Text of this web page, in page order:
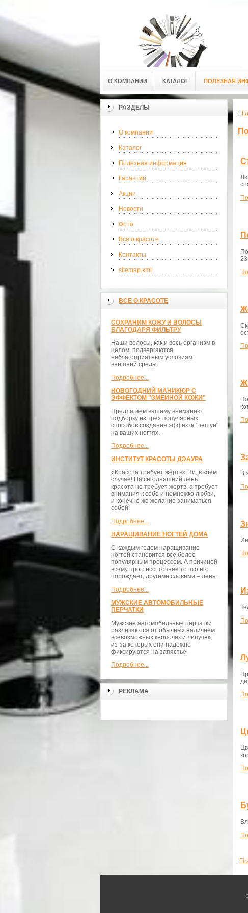
О КОМПАНИИ КАТАЛОГ ПОЛЕЗНАЯ
РАЗДЕЛЫ
О компании
Каталог
Полезная информация
Гарантии
Акции
Новости
Фото
Всё о красоте
Контакты
sitemap.xml
ВСЕ О КРАСОТЕ
СОХРАНИМ КОЖУ И ВОЛОСЫ
БЛАГОДАРЯ ФИЛЬТРУ
Наши волосы, как и весь организм в
целом, подвергаются
неблагоприятным условиям
внешней среды.
Подробнее...
НОВОГОДНИЙ МАНИКЮР С
ЭФФЕКТОМ "ЗМЕИНОЙ КОЖИ"
Предлагаем вашему вниманию
подборку из трех популярных
способов создания эффекта "чешуи"
на ваших ногтях.
Подробнее...
ИНСТИТУТ КРАСОТЫ ДЭАУРА
«Красота требует жертв» Ни, в коем
случае! На сегодняшний день
красота не требует жертв, а требует
внимания к себе и немножко любви,
и конечно же желание заниматься
собой!
Подробнее...
НАРАЩИВАНИЕ НОГТЕЙ ДОМА
С каждым годом наращивание
ногтей становится всё более
популярным процессом. А причиной
всему прогресс, точнее то что его
порождает, другими словами – лень.
Подробнее...
МУЖСКИЕ АВТОМОБИЛЬНЫЕ
ПЕРЧАТКИ
Мужские автомобильные перчатки
различаются от обычных наличием
всевозможных кнопочек и липучек,
из-за которых они надежно
фиксируются на запястье.
Подробнее...
РЕКЛАМА
В